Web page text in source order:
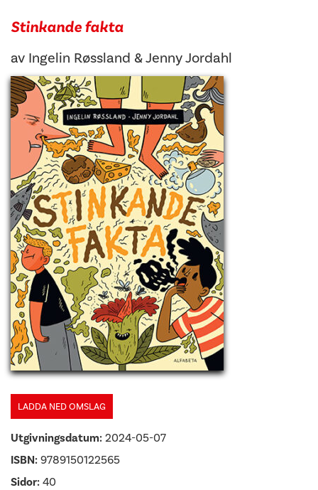
Stinkande fakta
av Ingelin Røssland &Jenny Jordahl
LADDA NED OMSLAG
Utgivningsdatum: 2024-05-07
ISBN: 9789150122565
Sidor: 40